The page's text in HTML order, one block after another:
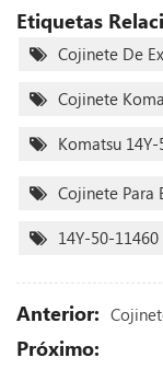
Etiquetas
Cojinete De
Cojinete
Komatsu
Cojinete Para
14Y-50-
Anterior:
Próximo: